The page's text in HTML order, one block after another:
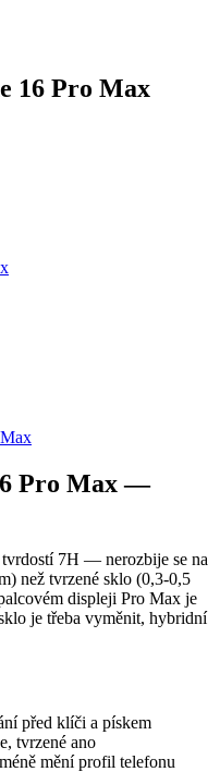
16 Pro Max
Pro Max —
7H — nerozbije se na
než tvrzené sklo (0,3-0,5
displeji Pro Max je
je třeba vyměnit, hybridní
před klíči a pískem
tvrzené ano
mění profil telefonu